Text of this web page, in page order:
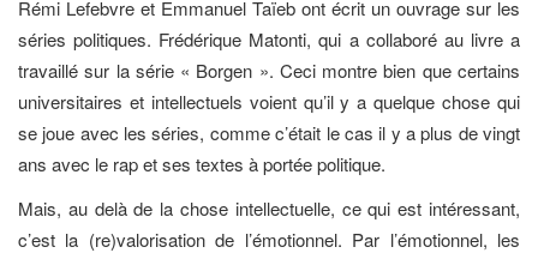
Rémi Lefebvre et Emmanuel Taïeb ont écrit un ouvrage sur les
séries politiques. Frédérique Matonti, qui a collaboré au livre a
travaillé sur la série « Borgen ». Ceci montre bien que certains
universitaires et intellectuels voient qu’il y a quelque chose qui
se joue avec les séries, comme c’était le cas il y a plus de vingt
ans avec le rap et ses textes à portée politique.
Mais, au delà de la chose intellectuelle, ce qui est intéressant,
c’est la (re)valorisation de l’émotionnel. Par l’émotionnel, les